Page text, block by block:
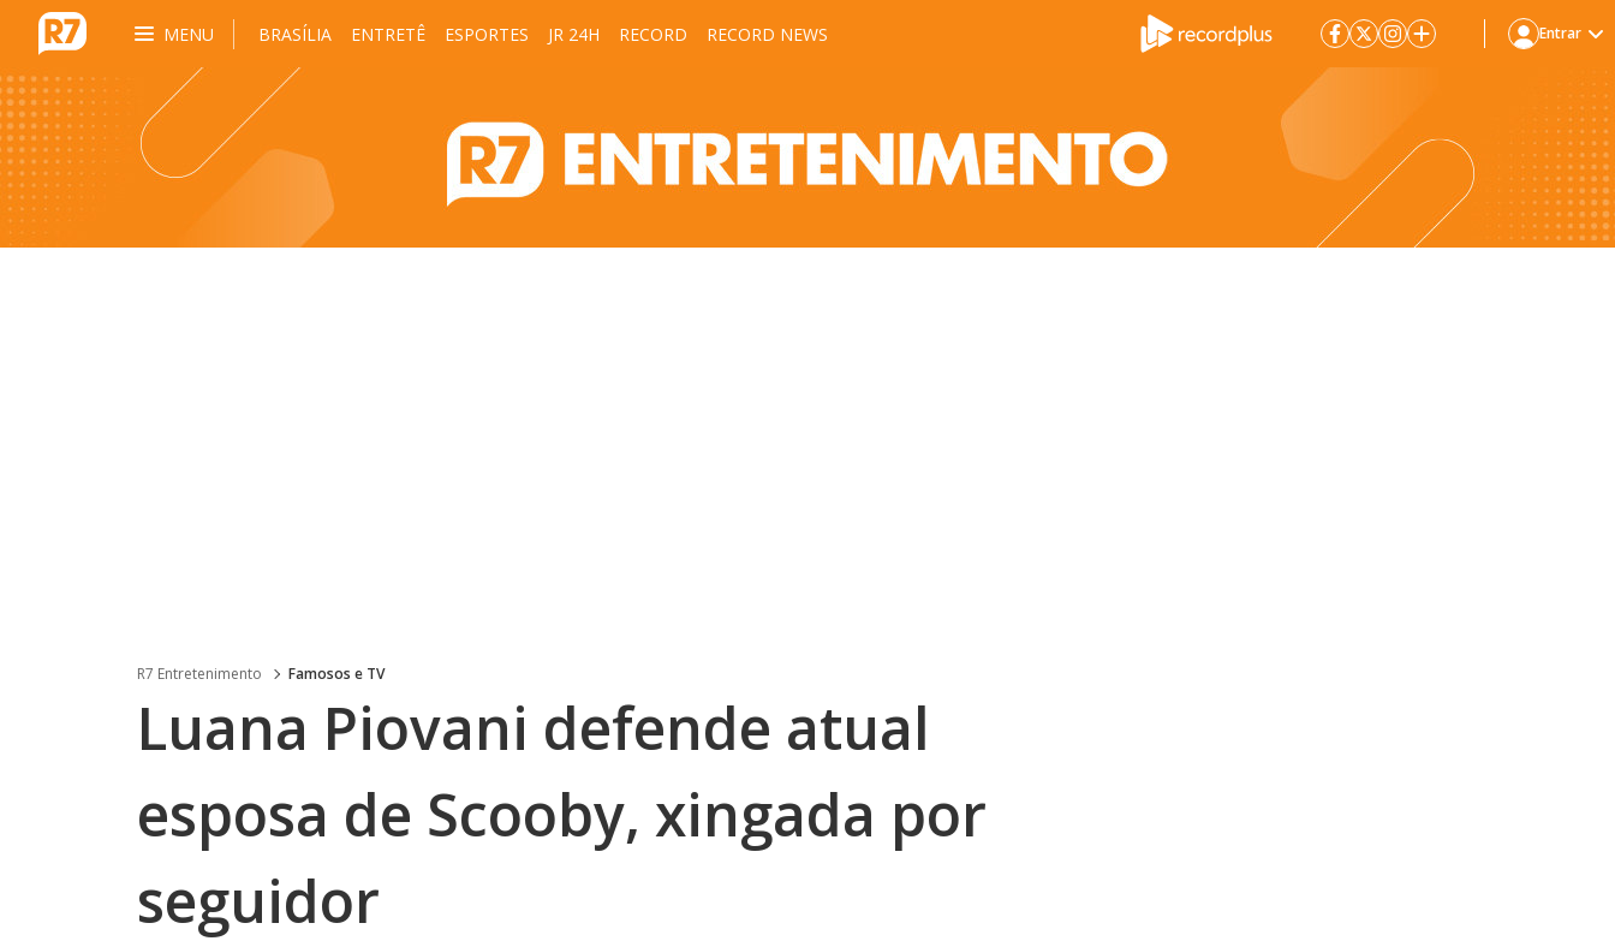
MENU BRASÍLIA ENTRETÊ ESPORTES JR 24H RECORD RECORD NEWS Entrar
R7 Entretenimento Famosos e TV
Luana Piovani defende atual
esposa de Scooby, xingada por
seguidor